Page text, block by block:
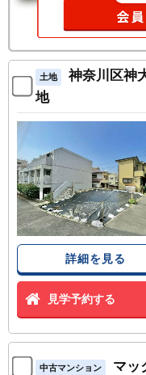
土地
神奈川区神
地
詳細を見る
見学予約する
中古マンション マッ